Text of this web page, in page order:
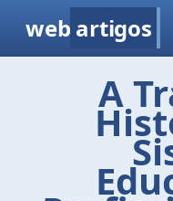
web artigos
A